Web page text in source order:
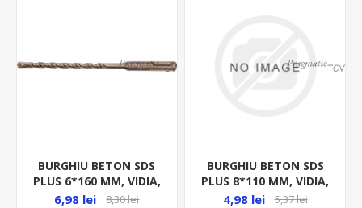
BURGHIU BETON SDS
PLUS 6*160 MM, VIDIA,
YT-4202
6,98 lei 8,30 lei
BURGHIU BETON SDS
PLUS 8*110 MM, VIDIA,
23670
4,98 lei 5,37 lei